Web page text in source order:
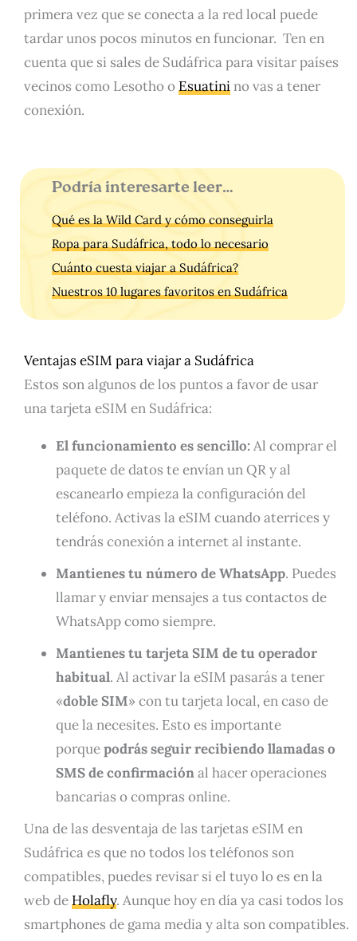
primera vez que se conecta a la red local puede
tardar unos pocos minutos en funcionar. Ten en
cuenta que si sales de Sudáfrica para visitar países
vecinos como Lesotho oEsuatini no vas a tener
conexión.
Podría interesarte leer…
Qué es la Wild Card y cómo conseguirla
Ropa para Sudáfrica, todo lo necesario
Cuánto cuesta viajar a Sudáfrica?
Nuestros 10 lugares favoritos en Sudáfrica
Ventajas eSIM para viajar a Sudáfrica
Estos son algunos de los puntos a favor de usar
una tarjeta eSIM en Sudáfrica:
El funcionamiento es sencillo:Al comprar el
paquete de datos te envían un QR y al
escanearlo empieza la configuración del
teléfono. Activas la eSIM cuando aterrices y
tendrás conexión a internet al instante.
Mantienes tu número de WhatsApp. Puedes
llamar y enviar mensajes a tus contactos de
WhatsApp como siempre.
Mantienes tu tarjeta SIM de tu operador
habitual. Al activar la eSIM pasarás a tener
«doble SIM» con tu tarjeta local, en caso de
que la necesites. Esto es importante
porquepodrás seguir recibiendo llamadas o
SMS de confirmaciónal hacer operaciones
bancarias o compras online.
Una de las desventaja de las tarjetas eSIM en
Sudáfrica es que no todos los teléfonos son
compatibles, puedes revisar si el tuyo lo es en la
web deHolafly. Aunque hoy en día ya casi todos los
smartphones de gama media y alta son compatibles.